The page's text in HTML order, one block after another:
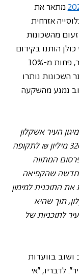
מתאר את
אזרחית
מהשכונות
הותנו בקידום
השכונות נותרו
נמנע מהשקעה
העיר אשקלון
מפני ירי תלול מסלול שתוקצבה בסכום של 320 מיליון ₪ לתקופה
המתווה
חדשה שהקפיאה
התוכנית למימון
תוך שהיא
לתוכניות של
ושוב בוועדות
לדבריו, "אי